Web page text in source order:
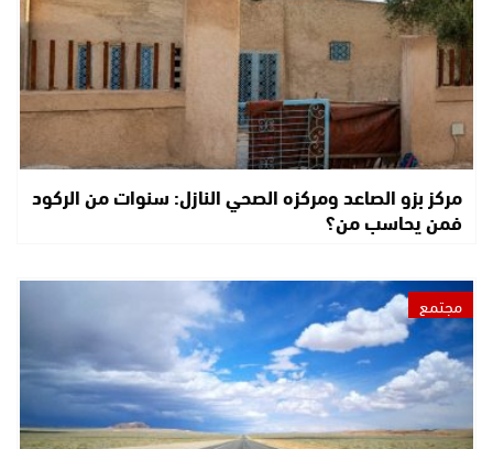
مركز بزو الصاعد ومركزه الصحي النازل: سنوات من الركود
فمن يحاسب من؟
مجتمع